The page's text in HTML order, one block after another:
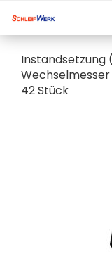
Instandsetzung
Wechselmesser
42 Stück